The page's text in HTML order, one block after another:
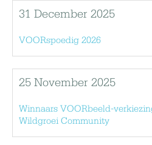
31 December 2025
VOORspoedig 2026
25 November 2025
Winnaars VOORbeeld-
Wildgroei Community